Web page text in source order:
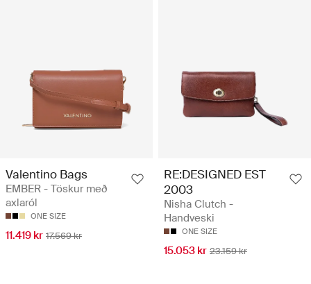
Valentino Bags
EMBER - Töskur með
axlaról
ONE SIZE
11.419 kr 17.569 kr
RE:DESIGNED EST
2003
Nisha Clutch -
Handveski
ONE SIZE
15.053 kr 23.159 kr